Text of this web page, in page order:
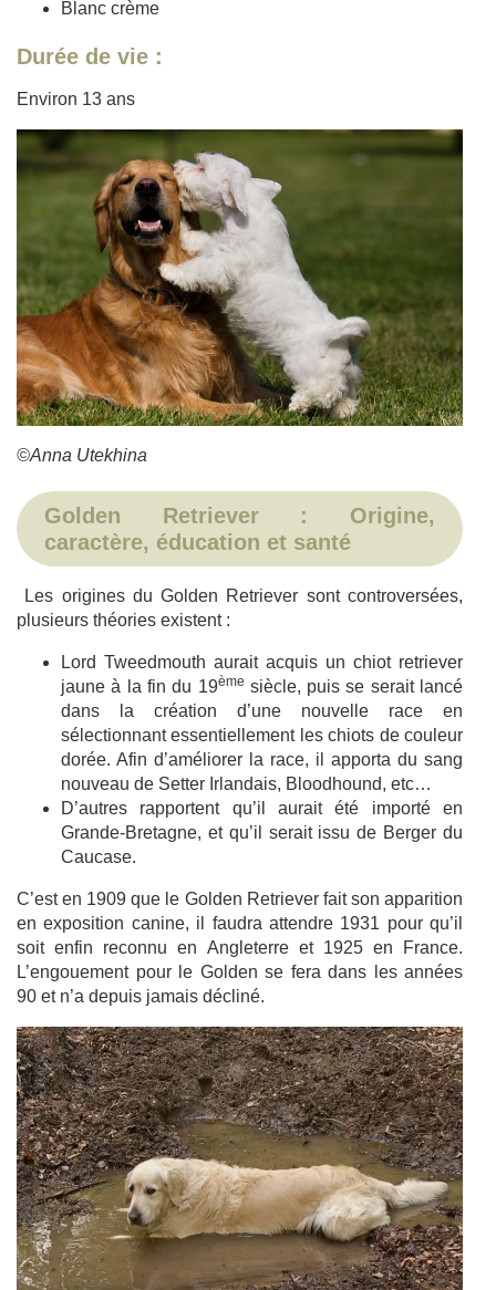
Blanc crème
Durée de vie :
Environ 13 ans
©Anna Utekhina
Golden Retriever : Origine,
caractère, éducation et santé
Les origines du Golden Retriever sont controversées,
plusieurs théories existent :
Lord Tweedmouth aurait acquis un chiot retriever
jaune à la fin du 19ème siècle, puis se serait lancé
dans la création d’une nouvelle race en
sélectionnant essentiellement les chiots de couleur
dorée. Afin d’améliorer la race, il apporta du sang
nouveau de Setter Irlandais, Bloodhound, etc…
D’autres rapportent qu’il aurait été importé en
Grande-Bretagne, et qu’il serait issu de Berger du
Caucase.
C’est en 1909 que le Golden Retriever fait son apparition
en exposition canine, il faudra attendre 1931 pour qu’il
soit enfin reconnu en Angleterre et 1925 en France.
L’engouement pour le Golden se fera dans les années
90 et n’a depuis jamais décliné.